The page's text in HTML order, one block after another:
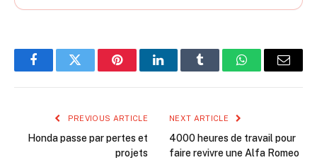
FacebookTwitter PinterestLinkedInTumblr WhatsAppEmail
PREVIOUS ARTICLE
Honda passe par pertes et
projets
NEXT ARTICLE
4000 heures de travail pour
faire revivre une Alfa Romeo